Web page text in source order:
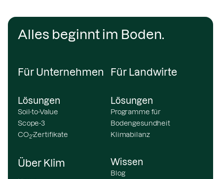
Alles beginnt im Boden.
Für Unternehmen
Lösungen
Soil-to-Value
Scope-3
CO2-Zertifikate
Für Landwirte
Lösungen
Programme für
Bodengesundheit
Klimabilanz
Über Klim Wissen
Blog